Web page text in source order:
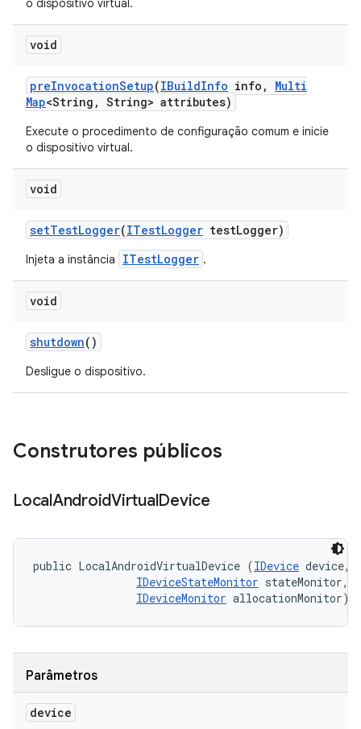
o dispositivo virtual.
void
preInvocationSetup(IBuildInfo info ,
Multi
Map<String , String> attributes)
Execute o procedimento de configuração comum e inicie
o dispositivo virtual.
void
setTestLogger(ITestLogger testLogger)
Injeta a instância ITestLogger .
void
shutdown()
Desligue o dispositivo.
Construtores públicos
LocalAndroidVirtualDevice
public LocalAndroidVirtualDevice (IDevice device,
IDeviceStateMonitor stateMonitor,
IDeviceMonitor allocationMonitor)
Parâmetros
device